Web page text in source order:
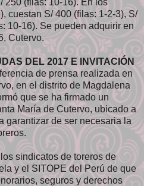
cuestan S/ 400 (filas: 1-2-3), S/
10-16). Se pueden adquirir en
Cutervo.
DEL 2017 E INVITACIÓN
de prensa realizada en
en el distrito de Magdalena
que se ha firmado un
María de Cutervo, ubicado a
garantizar de ser necesaria la
sindicatos de toreros de
y el SITOPE del Perú de que
seguros y derechos